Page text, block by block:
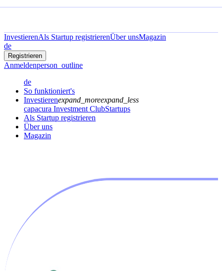
InvestierenAls Startup registrierenÜber unsMagazin
de
Registrieren
Anmeldenperson_outline
de
So funktioniert's
Investierenexpand_moreexpand_less
capacura Investment ClubStartups
Als Startup registrieren
Über uns
Magazin